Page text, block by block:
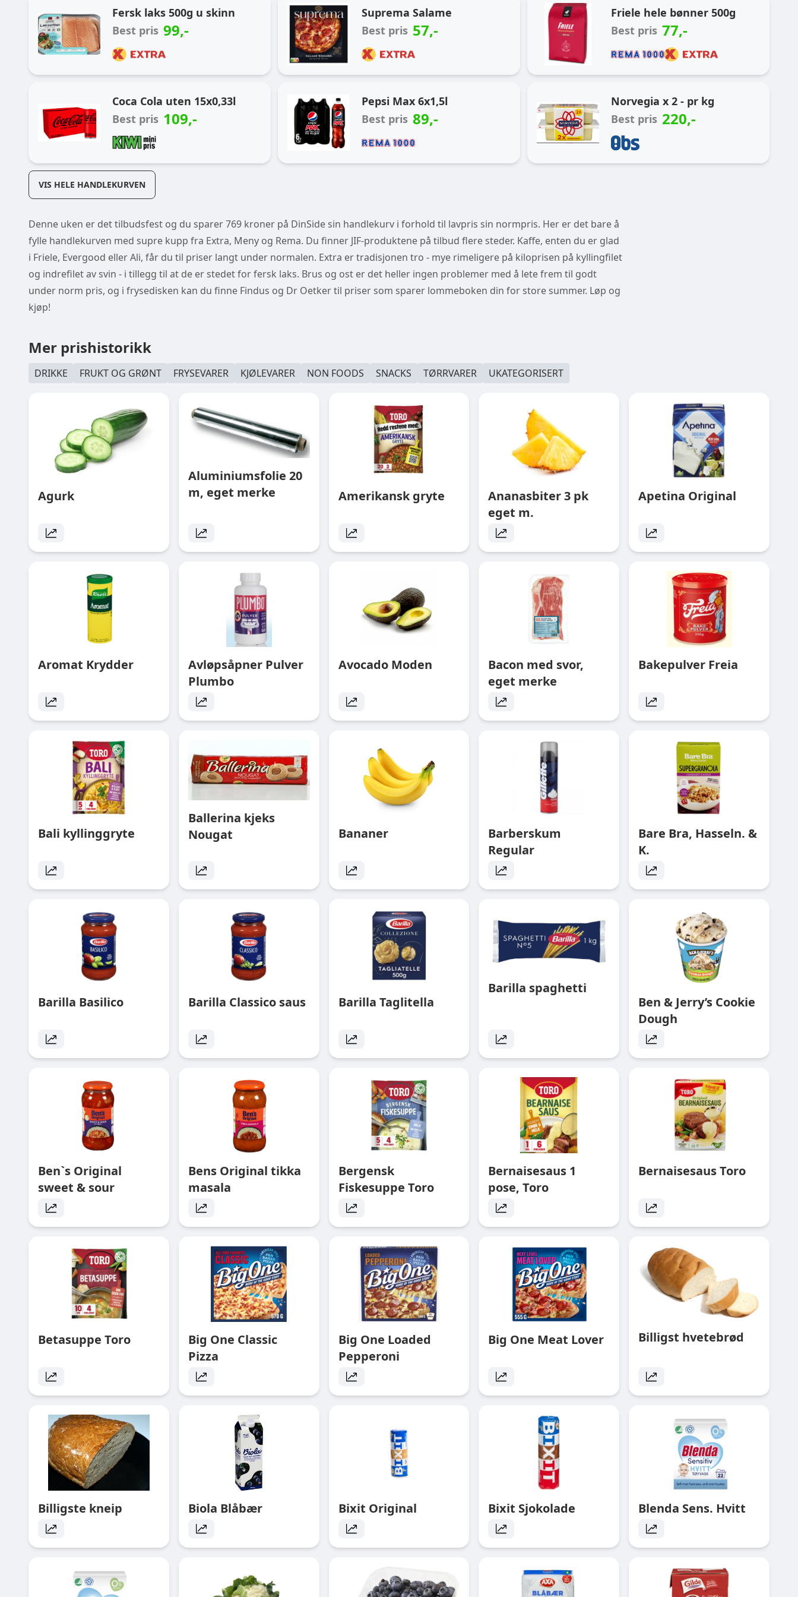
Fersk laks 500g u skinn
Best pris 99,-
Suprema Salame
Best pris 57,-
Friele hele bønner 500g
Best pris 77,-
Coca Cola uten 15x0,33l
Best pris 109,-
Pepsi Max 6x1,5l
Best pris 89,-
Norvegia x 2 - pr kg
Best pris 220,-
VIS HELE HANDLEKURVEN
Denne uken er det tilbudsfest og du sparer 769 kroner på DinSide sin handlekurv i forhold til lavpris sin normpris. Her er det bare å
fylle handlekurven med supre kupp fra Extra, Meny og Rema. Du finner JIF-produktene på tilbud flere steder. Kaffe, enten du er glad
i Friele, Evergood eller Ali, får du til priser langt under normalen. Extra er tradisjonen tro - mye rimeligere på kiloprisen på kyllingfilet
og indrefilet av svin - i tillegg til at de er stedet for fersk laks. Brus og ost er det heller ingen problemer med å lete frem til godt
under norm pris, og i frysedisken kan du finne Findus og Dr Oetker til priser som sparer lommeboken din for store summer. Løp og
kjøp!
Mer prishistorikk
DRIKKE FRUKT OG GRØNT FRYSEVARER KJØLEVARER NON FOODS SNACKS TØRRVARER UKATEGORISERT
Agurk
Aluminiumsfolie 20
m, eget merke
Amerikansk gryte
Ananasbiter 3 pk
eget m.
Apetina Original
Aromat Krydder
Avløpsåpner Pulver
Plumbo
Avocado Moden
Bacon med svor,
eget merke
Bakepulver Freia
Bali kyllinggryte
Ballerina kjeks
Nougat
Bananer
Barberskum
Regular
Bare Bra, Hasseln. &
K.
Barilla Basilico Barilla Classico saus Barilla Taglitella
Barilla spaghetti
Ben & Jerry’s Cookie
Dough
Ben`s Original
sweet & sour
Bens Original tikka
masala
Bergensk
Fiskesuppe Toro
Bernaisesaus 1
pose, Toro
Bernaisesaus Toro
Betasuppe Toro
Big One Classic
Pizza
Big One Loaded
Pepperoni
Big One Meat Lover Billigst hvetebrød
Billigste kneip Biola Blåbær Bixit Original Bixit Sjokolade Blenda Sens. Hvitt